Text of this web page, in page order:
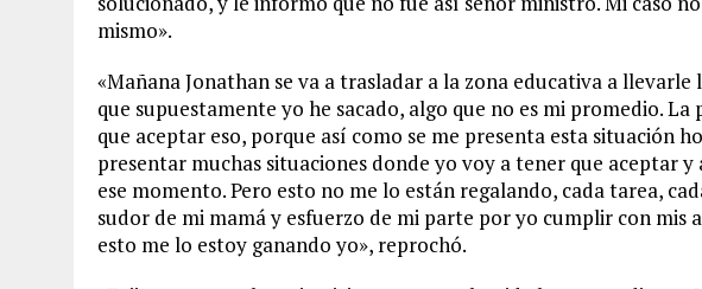
mismo».
«Mañana Jonathan se va a trasladar a la zona educativa a llevarle
que supuestamente yo he sacado, algo que no es mi promedio.
que aceptar eso, porque así como se me presenta esta situación
presentar muchas situaciones donde yo voy a tener que aceptar
ese momento. Pero esto no me lo están regalando, cada tarea,
sudor de mi mamá y esfuerzo de mi parte por yo cumplir con mis
esto me lo estoy ganando yo», reprochó.